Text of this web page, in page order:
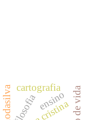
filosofia
cartografia
ensino